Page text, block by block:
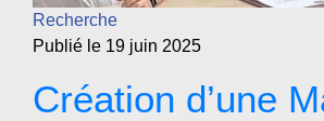
Recherche
Publié le 19 juin 2025
Création d’une